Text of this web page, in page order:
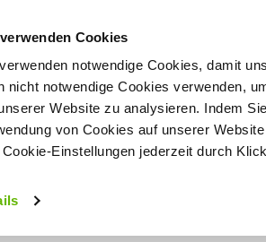
Cookies
notwendige Cookies, damit
nicht notwendige Cookies verwenden,
Website zu analysieren. Indem
von Cookies auf unserer
Einstellungen jederzeit durch
nach Tierart Schermaschinen